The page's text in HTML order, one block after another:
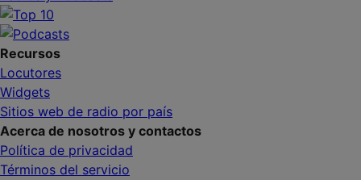
Recursos
Locutores
Widgets
Sitios web de radio por país
Acerca de nosotros y contactos
Política de privacidad
Términos del servicio